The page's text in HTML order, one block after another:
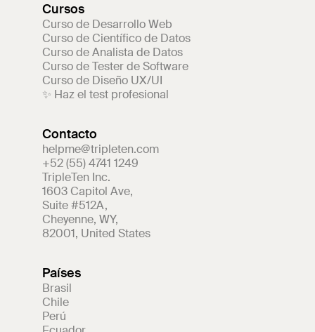
Cursos
Curso de Desarrollo Web
Curso de Científico de Datos
Curso de Analista de Datos
Curso de Tester de Software
Curso de Diseño UX/UI
✨ Haz el test profesional
Países
Brasil
Chile
Perú
Contacto
helpme@tripleten.com
+52 (55) 4741 1249
TripleTen Inc.
1603 Capitol Ave,
Suite #512A,
Cheyenne, WY,
82001, United States